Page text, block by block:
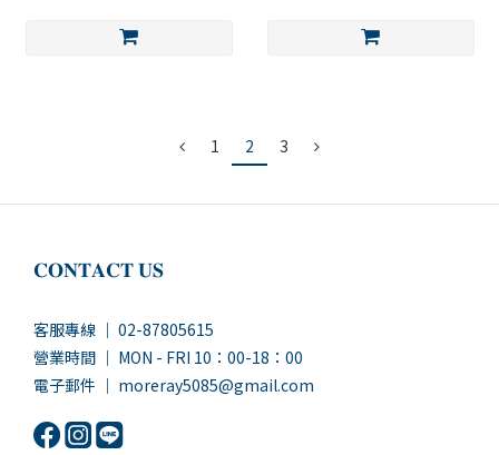
1 2 3
𝐂𝐎𝐍𝐓𝐀𝐂𝐓 𝐔𝐒
客服專線 ｜ 02-87805615
營業時間 ｜ MON - FRI 10：00-18：00
電子郵件 ｜ moreray5085@gmail.com